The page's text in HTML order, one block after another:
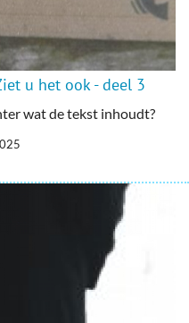
u het ook - deel 3
wat de tekst inhoudt?